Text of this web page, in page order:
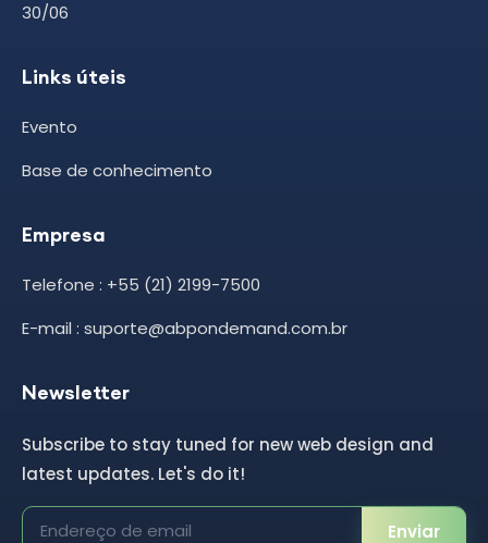
30/06
Links úteis
Evento
Base de conhecimento
Empresa
Telefone : +55 (21) 2199-7500
E-mail : suporte@abpondemand.com.br
Newsletter
Subscribe to stay tuned for new web design and
latest updates. Let's do it!
Enviar